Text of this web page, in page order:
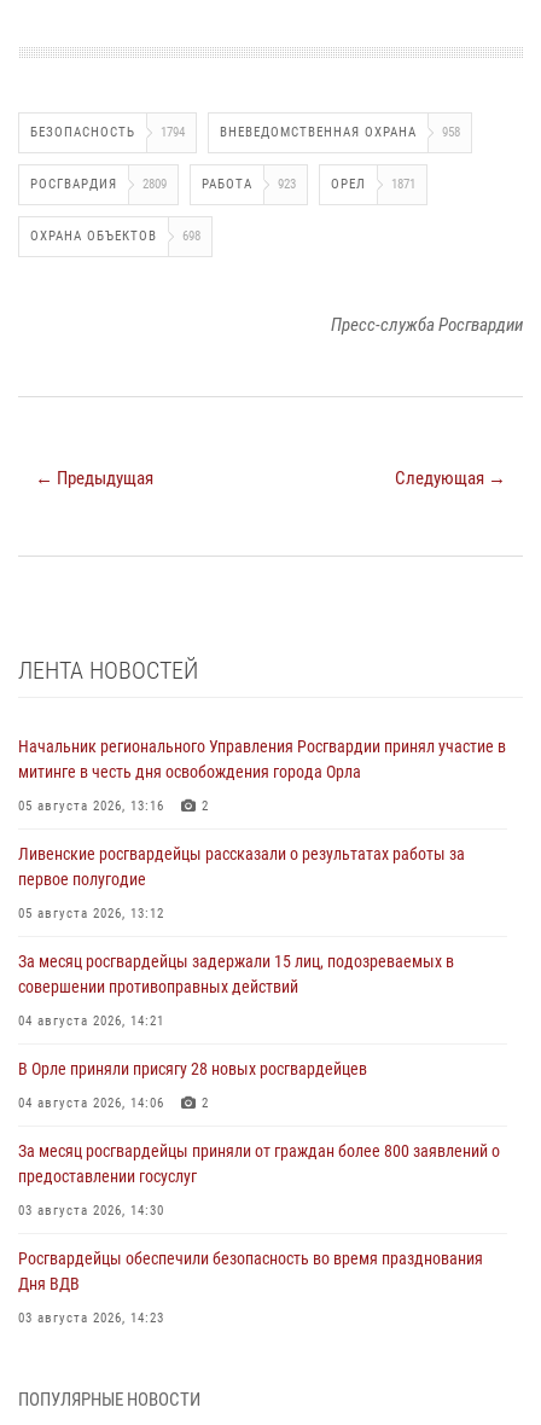
БЕЗОПАСНОСТЬ 1794 ВНЕВЕДОМСТВЕННАЯ ОХРАНА 958
РОСГВАРДИЯ 2809 РАБОТА 923 ОРЕЛ 1871
ОХРАНА ОБЪЕКТОВ 698
Пресс-служба Росгвардии
← Предыдущая Следующая →
ЛЕНТА НОВОСТЕЙ
Начальник регионального Управления Росгвардии принял участие в
митинге в честь дня освобождения города Орла
05 августа 2026, 13:16 2
Ливенские росгвардейцы рассказали о результатах работы за
первое полугодие
05 августа 2026, 13:12
За месяц росгвардейцы задержали 15 лиц, подозреваемых в
совершении противоправных действий
04 августа 2026, 14:21
В Орле приняли присягу 28 новых росгвардейцев
04 августа 2026, 14:06 2
За месяц росгвардейцы приняли от граждан более 800 заявлений о
предоставлении госуслуг
03 августа 2026, 14:30
Росгвардейцы обеспечили безопасность во время празднования
Дня ВДВ
03 августа 2026, 14:23
участке
ПОПУЛЯРНЫЕ НОВОСТИ